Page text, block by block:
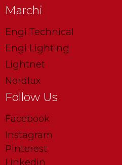
Marchi
Engi Technical
Engi Lighting
Lightnet
Nordlux
Follow Us
Facebook
Instagram
Pinterest
Linkedin